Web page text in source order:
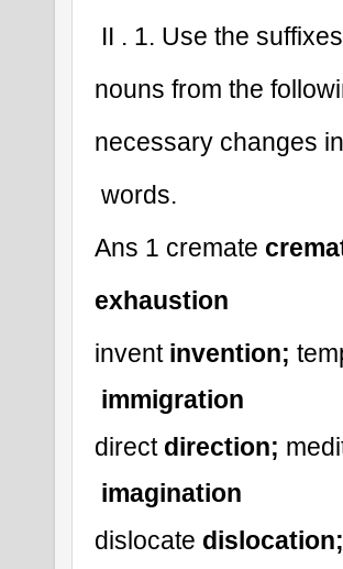
II . 1. Use the
nouns from the
necessary changes
words.
Ans 1 cremate
exhaustion
invent invention;
immigration
direct direction;
imagination
dislocate dislocation;